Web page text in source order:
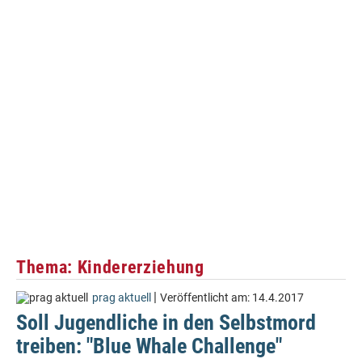
Thema: Kindererziehung
prag aktuell | Veröffentlicht am: 14.4.2017
Soll Jugendliche in den Selbstmord
treiben: "Blue Whale Challenge"